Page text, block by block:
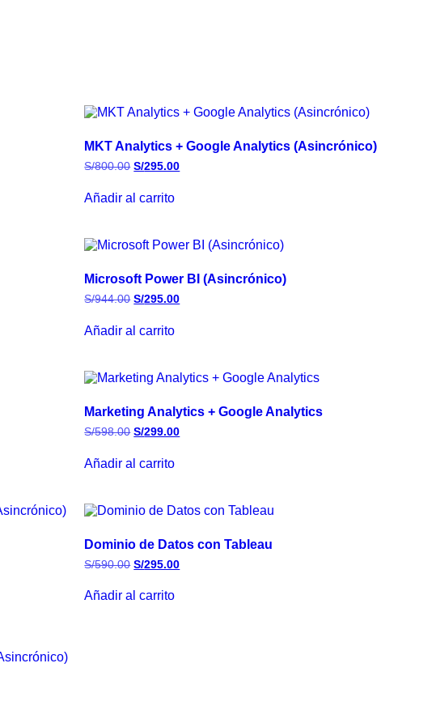
MKT Analytics + Google Analytics (Asincrónico)
S/800.00 S/295.00
Añadir al carrito
Microsoft Power BI (Asincrónico)
S/944.00 S/295.00
Añadir al carrito
Marketing Analytics + Google Analytics
S/598.00 S/299.00
Añadir al carrito
Dominio de Datos con Tableau
S/590.00 S/295.00
Añadir al carrito